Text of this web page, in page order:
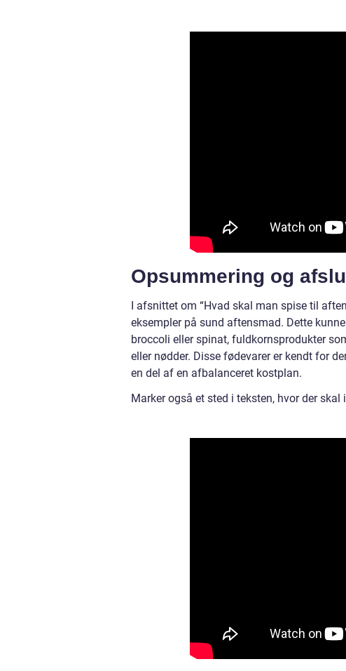
Opsummering og
I afsnittet om “Hvad skal man spise til
eksempler på sund aftensmad. Dette
broccoli eller spinat, fuldkornsprodukter
eller nødder. Disse fødevarer er kendt for
en del af en afbalanceret kostplan.
Marker også et sted i teksten, hvor der